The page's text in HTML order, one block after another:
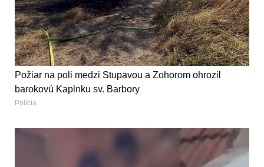
Požiar na poli medzi Stupavou a Zohorom ohrozil
barokovú Kaplnku sv. Barbory
Polícia